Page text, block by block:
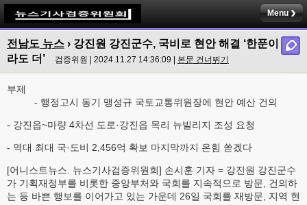
Menu
전남도 뉴스 › 강진원 강진군수, 국비로 현안 해결 ‘한푼이
라도 더’
검증위원 | 2024.11.27 14:36:09 | 본문 건너뛰기
부제
- 행정고시 동기 맹성규 국토교통위원장에 현안 예산 건의
- 강진읍~마량 4차선 도로·강진읍 목리 뉴빌리지 조성 요청
- 역대 최대 국·도비 2,456억 확보 마지막까지 온힘 쏟겠다
[어니스트뉴스. 뉴스기사검증위원회] 손시훈 기자 = 강진원 강진군수
가 기획재정부를 비롯한 중앙부처와 국회를 지속적으로 방문, 건의하
는 등 바쁜 행보를 이어가고 있는 가운데 26일 국회를 재방문, 지역 현